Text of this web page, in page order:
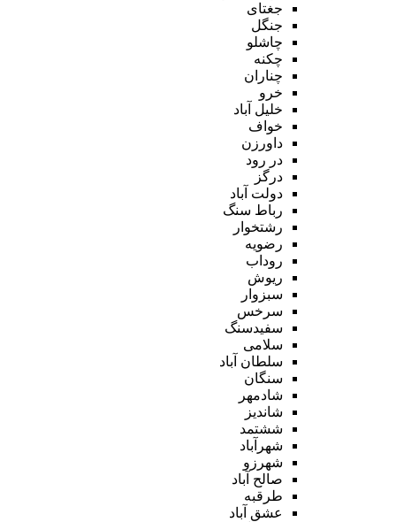
جغتای
جنگل
چاشلو
چکنه
چناران
خرو
خلیل آباد
خواف
داورزن
در رود
درگز
دولت آباد
رباط سنگ
رشتخوار
رضویه
روداب
ریوش
سبزوار
سرخس
سفیدسنگ
سلامی
سلطان آباد
سنگان
شادمهر
شاندیز
ششتمد
شهرآباد
شهرزو
صالح آباد
طرقبه
عشق آباد